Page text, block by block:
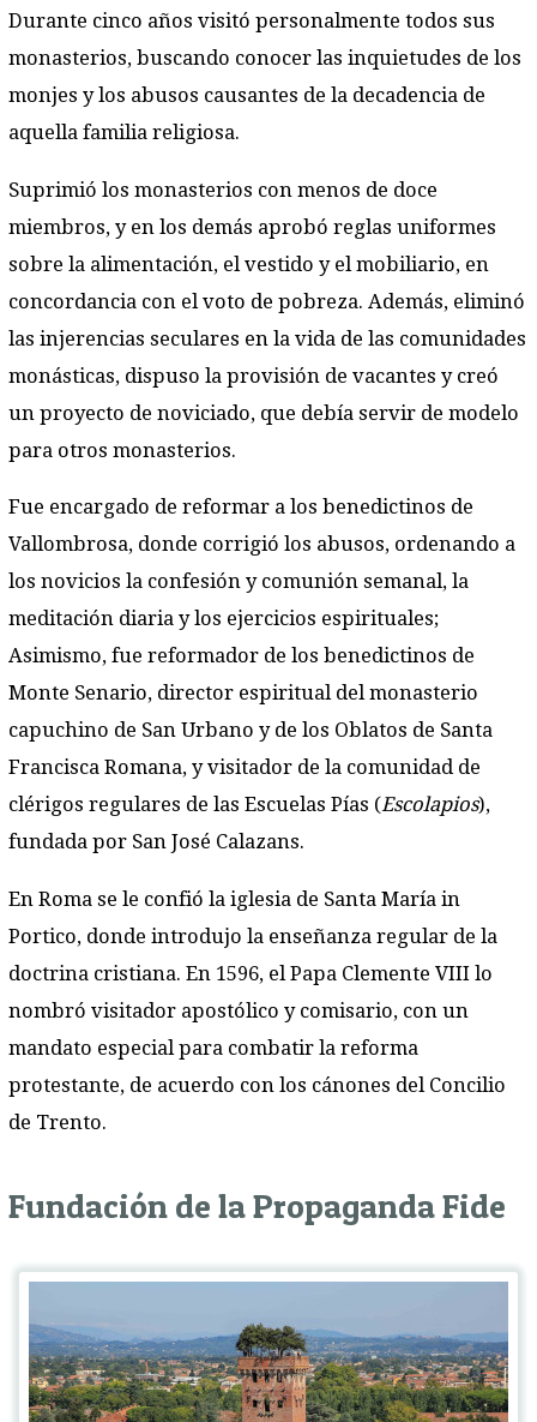
Durante cinco años visitó personalmente todos sus
monasterios, buscando conocer las inquietudes de los
monjes y los abusos causantes de la decadencia de
aquella familia religiosa.
Suprimió los monasterios con menos de doce
miembros, y en los demás aprobó reglas uniformes
sobre la alimentación, el vestido y el mobiliario, en
concordancia con el voto de pobreza. Además, eliminó
las injerencias seculares en la vida de las comunidades
monásticas, dispuso la provisión de vacantes y creó
un proyecto de noviciado, que debía servir de modelo
para otros monasterios.
Fue encargado de reformar a los benedictinos de
Vallombrosa, donde corrigió los abusos, ordenando a
los novicios la confesión y comunión semanal, la
meditación diaria y los ejercicios espirituales;
Asimismo, fue reformador de los benedictinos de
Monte Senario, director espiritual del monasterio
capuchino de San Urbano y de los Oblatos de Santa
Francisca Romana, y visitador de la comunidad de
clérigos regulares de las Escuelas Pías (Escolapios),
fundada por San José Calazans.
En Roma se le confió la iglesia de Santa María in
Portico, donde introdujo la enseñanza regular de la
doctrina cristiana. En 1596, el Papa Clemente VIII lo
nombró visitador apostólico y comisario, con un
mandato especial para combatir la reforma
protestante, de acuerdo con los cánones del Concilio
de Trento.
Fundación de la Propaganda Fide